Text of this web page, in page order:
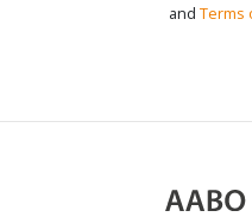
and Terms